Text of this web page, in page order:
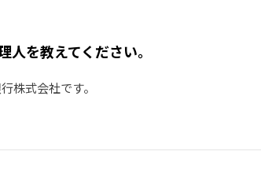
人を教えてください。
株式会社です。